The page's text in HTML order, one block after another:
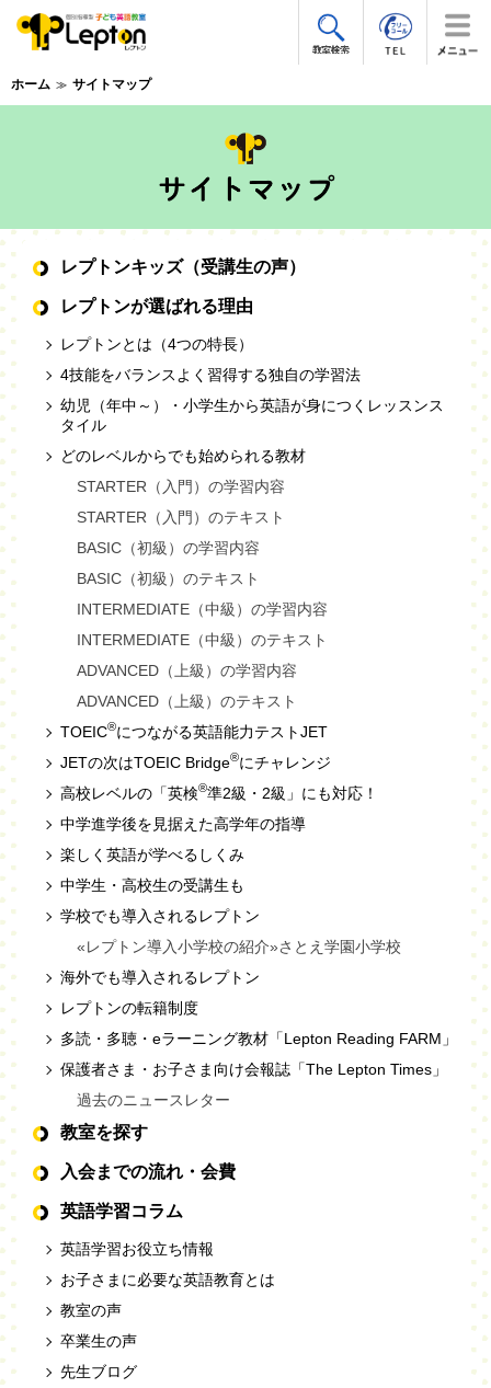
ホーム サイトマップ
レプトンキッズ（受講生の声）
レプトンが選ばれる理由
レプトンとは（4つの特長）
4技能をバランスよく習得する独自の学習法
幼児（年中～）・小学生から英語が身につくレッスンス
タイル
どのレベルからでも始められる教材
STARTER（入門）の学習内容
STARTER（入門）のテキスト
BASIC（初級）の学習内容
BASIC（初級）のテキスト
INTERMEDIATE（中級）の学習内容
INTERMEDIATE（中級）のテキスト
ADVANCED（上級）の学習内容
ADVANCED（上級）のテキスト
TOEIC®につながる英語能力テストJET
JETの次はTOEIC Bridge®にチャレンジ
高校レベルの「英検®準2級・2級」にも対応！
中学進学後を見据えた高学年の指導
楽しく英語が学べるしくみ
中学生・高校生の受講生も
学校でも導入されるレプトン
«レプトン導入小学校の紹介»さとえ学園小学校
海外でも導入されるレプトン
レプトンの転籍制度
多読・多聴・eラーニング教材「Lepton Reading FARM」
保護者さま・お子さま向け会報誌「The Lepton Times」
過去のニュースレター
教室を探す
入会までの流れ・会費
英語学習コラム
英語学習お役立ち情報
お子さまに必要な英語教育とは
教室の声
卒業生の声
先生ブログ